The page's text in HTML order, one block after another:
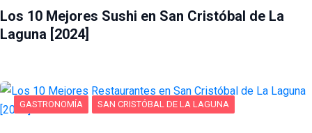
Los 10 Mejores Sushi en San Cristóbal de La
Laguna [2024]
GASTRONOMÍA SAN CRISTÓBAL DE LA LAGUNA